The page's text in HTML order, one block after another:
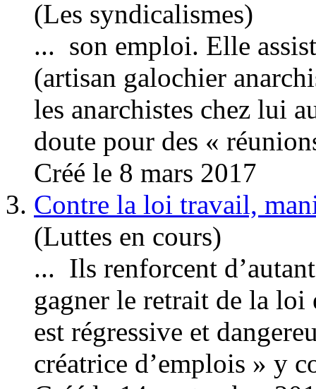
(Les syndicalismes)
... son emploi. Elle
(artisan galochier
les anarchistes chez lui
doute pour des «
Créé le 8 mars 2017
3. Contre la loi travail,
(Luttes en cours)
... Ils renforcent
gagner le retrait de la
est régressive et
créatrice d’emplois » y